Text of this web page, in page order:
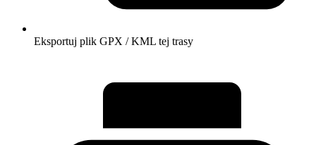
Eksportuj plik GPX / KML tej trasy